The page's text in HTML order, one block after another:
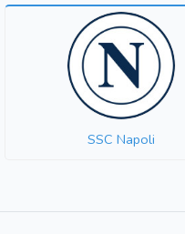
SSC Napoli